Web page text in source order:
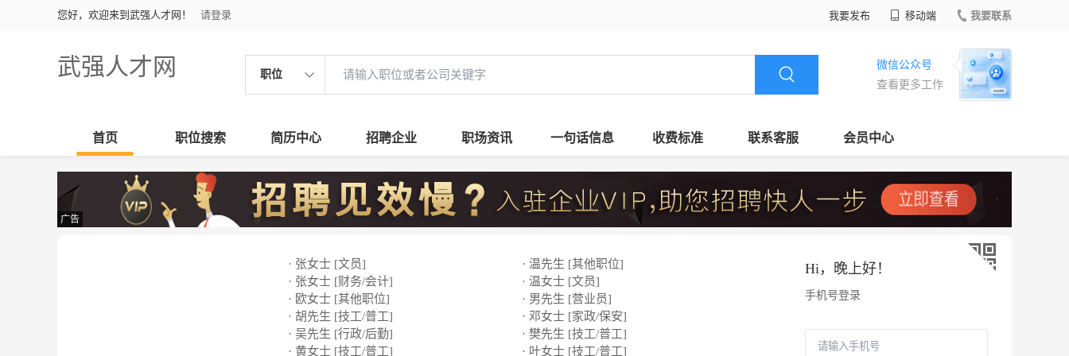
您好，欢迎来到武强人才网！ 请登录 我要发布 移动端 我要联系
武强人才网 职位
微信公众号
查看更多工作
首页 职位搜索 简历中心 招聘企业 职场资讯 一句话信息 收费标准 联系客服 会员中心
广告
· 张女士 [文员]
· 温先生 [其他职位]
· 张女士 [财务/会计]
· 温女士 [文员]
· 欧女士 [其他职位]
· 男先生 [营业员]
· 胡先生 [技工/普工]
· 邓女士 [家政/保安]
· 吴先生 [行政/后勤]
· 樊先生 [技工/普工]
· 黄女士 [技工/普工]
· 叶女士 [技工/普工]
Hi， 晚上好！
手机号登录